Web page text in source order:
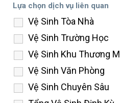
Lựa chọn dịch vụ liên quan
Vệ Sinh Tòa Nhà
Vệ Sinh Trường Học
Vệ Sinh Khu Thương
Vệ Sinh Văn Phòng
Vệ Sinh Chuyên Sâu